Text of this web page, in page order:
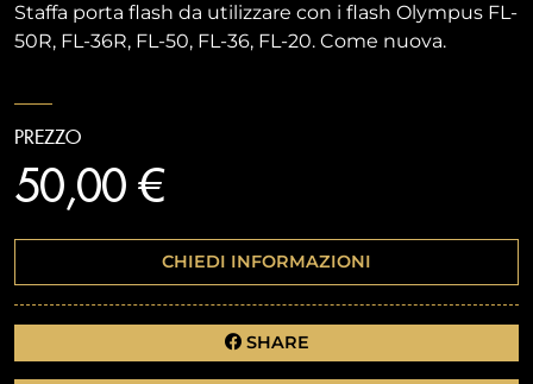
Staffa porta flash da utilizzare con i flash Olympus FL-
50R, FL-36R, FL-50, FL-36, FL-20. Come nuova.
PREZZO
50,00 €
CHIEDI INFORMAZIONI
SHARE